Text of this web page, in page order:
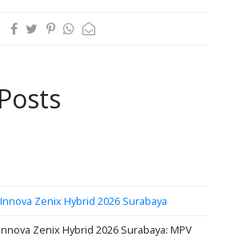
Zenix Hybrid 2026 Surabaya
Zenix Hybrid 2026 Surabaya: MPV